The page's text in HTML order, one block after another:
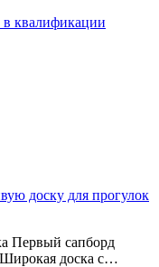
квалификации
доску для прогулок
Первый сапборд
доска с…